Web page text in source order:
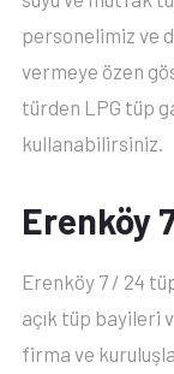
personelimiz ve
vermeye özen
türden LPG tüp
kullanabilirsiniz.
Erenköy
Erenköy 7 / 24
açık tüp bayileri
firma ve